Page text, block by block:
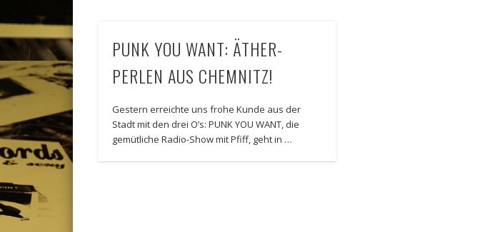
PUNK YOU WANT: ÄTHER-
PERLEN AUS CHEMNITZ!
Gestern erreichte uns frohe Kunde aus der
Stadt mit den drei O’s: PUNK YOU WANT, die
gemütliche Radio-Show mit Pfiff, geht in …